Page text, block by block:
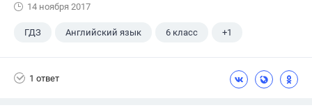
14 ноября 2017
ГДЗ Английский язык 6 класс +1
1 ответ